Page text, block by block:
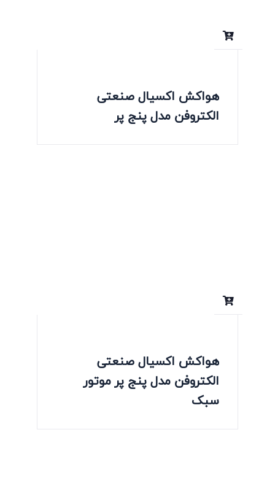
هواکش اکسیال صنعتی
الکتروفن مدل پنج پر
هواکش اکسیال صنعتی
الکتروفن مدل پنج پر موتور
سبک